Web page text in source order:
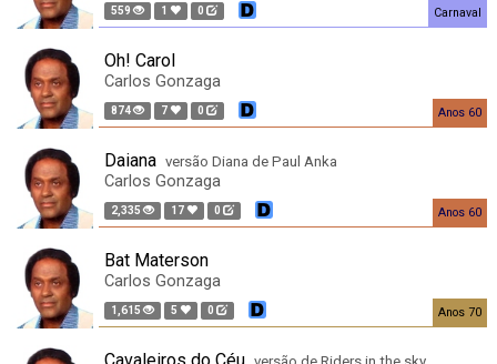
559 1 0 Carnaval
Oh! Carol
Carlos Gonzaga
874 7 0 Anos 60
Daiana versão Diana de Paul Anka
Carlos Gonzaga
2,335 17 0 Anos 60
Bat Materson
Carlos Gonzaga
1,615 5 0 Anos 70
Cavaleiros do Céu